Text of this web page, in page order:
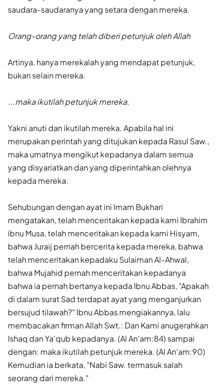
saudara-saudaranya yang setara dengan mereka.
Orang-orang yang telah diberi petunjuk oleh Allah
Artinya, hanya merekalah yang mendapat petunjuk,
bukan selain mereka.
...maka ikutilah petunjuk mereka.
Yakni anuti dan ikutilah mereka. Apabila hal ini
merupakan perintah yang ditujukan kepada Rasul Saw.,
maka umatnya mengikut kepadanya dalam semua
yang disyariatkan dan yang diperintahkan olehnya
kepada mereka.
Sehubungan dengan ayat ini Imam Bukhari
mengatakan, telah menceritakan kepada kami Ibrahim
ibnu Musa, telah menceritakan kepada kami Hisyam,
bahwa Juraij pernah bercerita kepada mereka, bahwa
telah menceritakan kepadaku Sulaiman Al-Ahwal,
bahwa Mujahid pernah menceritakan kepadanya
bahwa ia pernah bertanya kepada Ibnu Abbas, "Apakah
di dalam surat Sad terdapat ayat yang menganjurkan
bersujud tilawah?" Ibnu Abbas mengiakannya, lalu
membacakan firman Allah Swt.: Dan Kami anugerahkan
Ishaq dan Ya’qub kepadanya. (Al An'am:84) sampai
dengan: maka ikutilah petunjuk mereka. (Al An'am:90)
Kemudian ia berkata, "Nabi Saw. termasuk salah
seorang dari mereka."